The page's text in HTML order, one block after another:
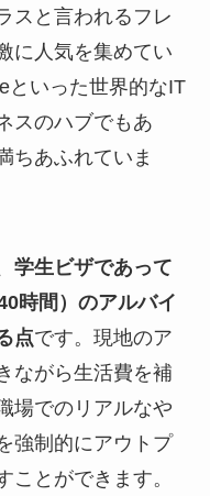
スと言われるフレ
に人気を集めてい
といった世界的なIT
スのハブでもあ
ちあふれていま
学生ビザであって
時間）のアルバイ
点です。現地のア
ながら生活費を補
場でのリアルなや
強制的にアウトプ
ことができます。